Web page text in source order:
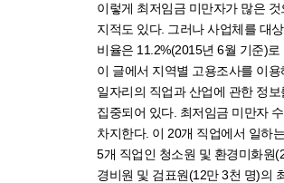
이렇게 최저임금 미만자가 많은
지적도 있다. 그러나 사업체를 대
비율은 11.2%(2015년 6월 기준)로
이 글에서 지역별 고용조사를 이
일자리의 직업과 산업에 관한 정
집중되어 있다. 최저임금 미만자
차지한다. 이 20개 직업에서 일하
5개 직업인 청소원 및 환경미화원
경비원 및 검표원(12만 3천 명)의